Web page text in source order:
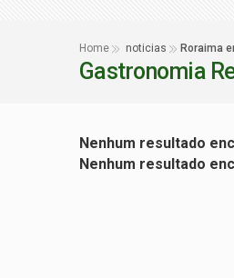
Home noticias Roraima
Gastronomia
Nenhum resultado
Nenhum resultado